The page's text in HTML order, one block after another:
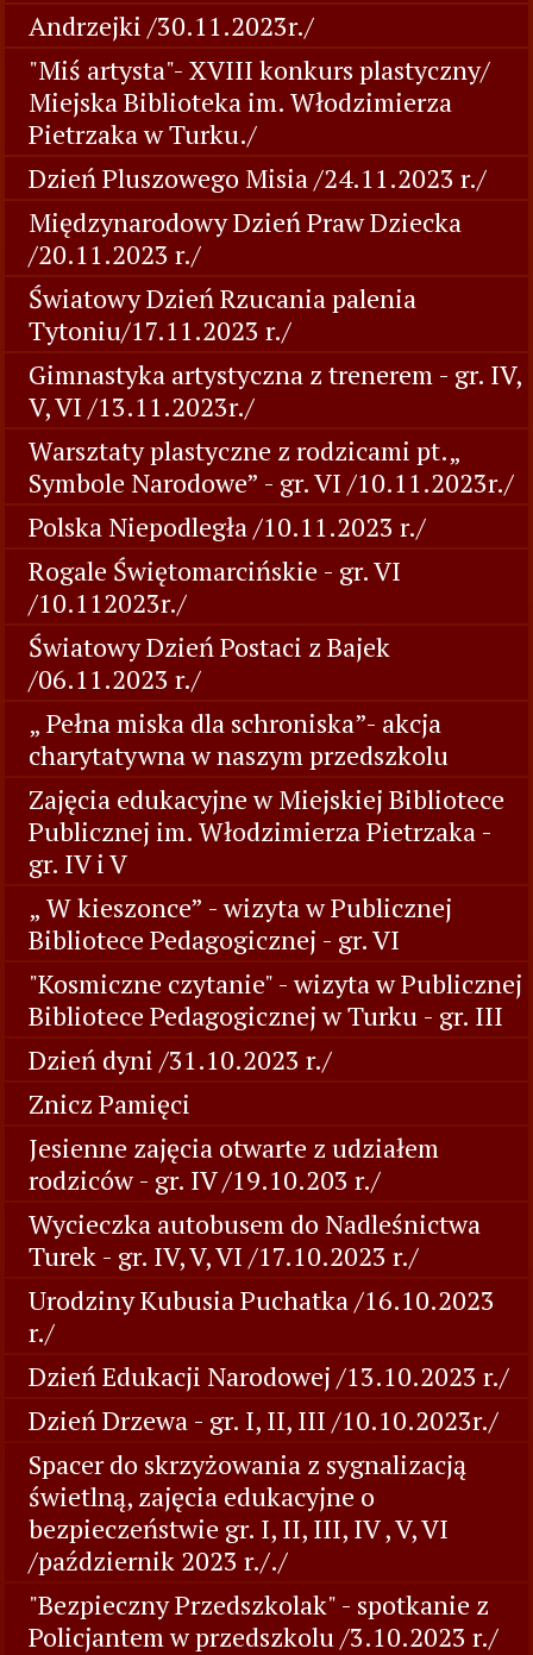
Andrzejki /30.11.2023r./
"Miś artysta"- XVIII konkurs plastyczny/
Miejska Biblioteka im. Włodzimierza
Pietrzaka w Turku./
Dzień Pluszowego Misia /24.11.2023 r./
Międzynarodowy Dzień Praw Dziecka
/20.11.2023 r./
Światowy Dzień Rzucania palenia
Tytoniu/17.11.2023 r./
Gimnastyka artystyczna z trenerem - gr. IV,
V, VI /13.11.2023r./
Warsztaty plastyczne z rodzicami pt.„
Symbole Narodowe” - gr. VI /10.11.2023r./
Polska Niepodległa /10.11.2023 r./
Rogale Świętomarcińskie - gr. VI
/10.112023r./
Światowy Dzień Postaci z Bajek
/06.11.2023 r./
„ Pełna miska dla schroniska”- akcja
charytatywna w naszym przedszkolu
Zajęcia edukacyjne w Miejskiej Bibliotece
Publicznej im. Włodzimierza Pietrzaka -
gr. IV i V
„ W kieszonce” - wizyta w Publicznej
Bibliotece Pedagogicznej - gr. VI
"Kosmiczne czytanie" - wizyta w Publicznej
Bibliotece Pedagogicznej w Turku - gr. III
Dzień dyni /31.10.2023 r./
Znicz Pamięci
Jesienne zajęcia otwarte z udziałem
rodziców - gr. IV /19.10.203 r./
Wycieczka autobusem do Nadleśnictwa
Turek - gr. IV, V, VI /17.10.2023 r./
Urodziny Kubusia Puchatka /16.10.2023
r./
Dzień Edukacji Narodowej /13.10.2023 r./
Dzień Drzewa - gr. I, II, III /10.10.2023r./
Spacer do skrzyżowania z sygnalizacją
świetlną, zajęcia edukacyjne o
bezpieczeństwie gr. I, II, III, IV , V, VI
/październik 2023 r././
"Bezpieczny Przedszkolak" - spotkanie z
Policjantem w przedszkolu /3.10.2023 r./